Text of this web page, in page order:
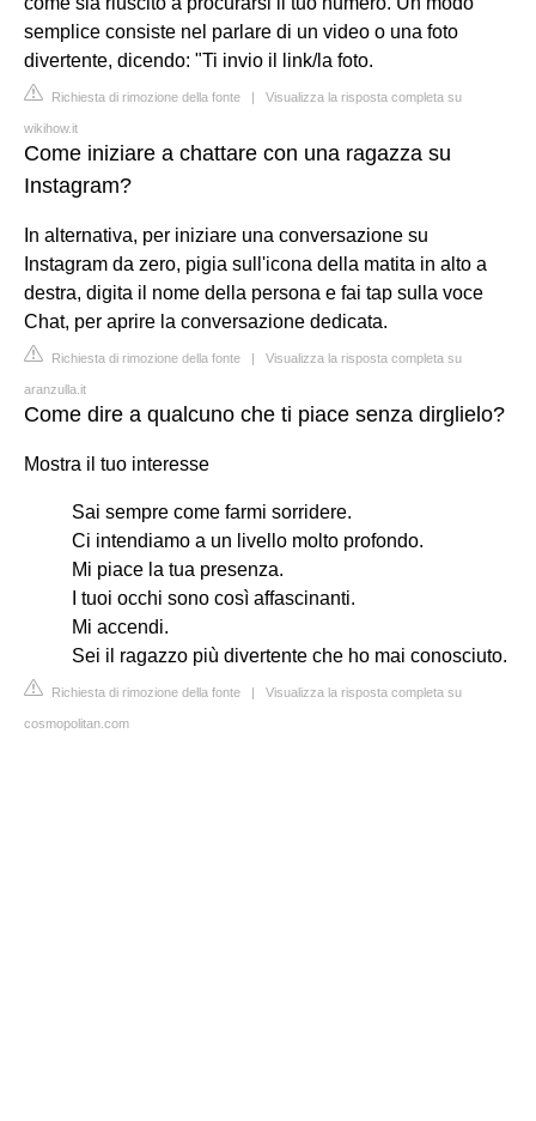
semplice consiste nel parlare di un video o una foto
divertente, dicendo: "Ti invio il link/la foto.
Richiesta di rimozione della fonte | Visualizza la risposta completa su
wikihow.it
Come iniziare a chattare con una ragazza su
Instagram?
In alternativa, per iniziare una conversazione su
Instagram da zero, pigia sull'icona della matita in alto a
destra, digita il nome della persona e fai tap sulla voce
Chat, per aprire la conversazione dedicata.
Richiesta di rimozione della fonte | Visualizza la risposta completa su
aranzulla.it
Come dire a qualcuno che ti piace senza dirglielo?
Mostra il tuo interesse
Sai sempre come farmi sorridere.
Ci intendiamo a un livello molto profondo.
Mi piace la tua presenza.
I tuoi occhi sono così affascinanti.
Mi accendi.
Sei il ragazzo più divertente che ho mai conosciuto.
Richiesta di rimozione della fonte | Visualizza la risposta completa su
cosmopolitan.com